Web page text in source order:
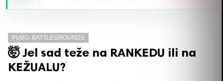
PUBG: BATTLEGROUNDS
🤯 Jel sad teže na RANKEDU ili na
KEŽUALU?